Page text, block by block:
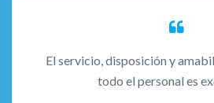
El servicio, disposición y
todo el personal es